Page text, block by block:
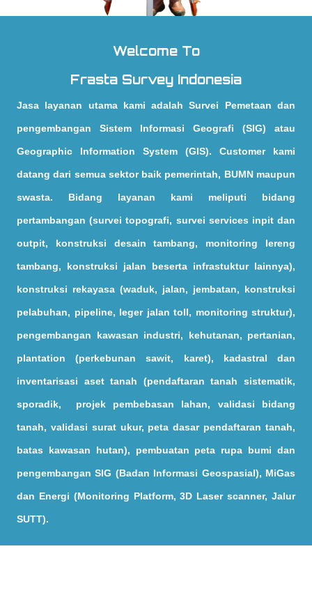
Welcome To
Frasta Survey Indonesia
Jasa layanan utama kami adalah Survei Pemetaan dan
pengembangan Sistem Informasi Geografi (SIG) atau
Geographic Information System (GIS). Customer kami
datang dari semua sektor baik pemerintah, BUMN maupun
swasta. Bidang layanan kami meliputi bidang
pertambangan (survei topografi, survei services inpit dan
outpit, konstruksi desain tambang, monitoring lereng
tambang, konstruksi jalan beserta infrastuktur lainnya),
konstruksi rekayasa (waduk, jalan, jembatan, konstruksi
pelabuhan, pipeline, leger jalan toll, monitoring struktur),
pengembangan kawasan industri, kehutanan, pertanian,
plantation (perkebunan sawit, karet), kadastral dan
inventarisasi aset tanah (pendaftaran tanah sistematik,
sporadik, projek pembebasan lahan, validasi bidang
tanah, validasi surat ukur, peta dasar pendaftaran tanah,
batas kawasan hutan), pembuatan peta rupa bumi dan
pengembangan SIG (Badan Informasi Geospasial), MiGas
dan Energi (Monitoring Platform, 3D Laser scanner, Jalur
SUTT).